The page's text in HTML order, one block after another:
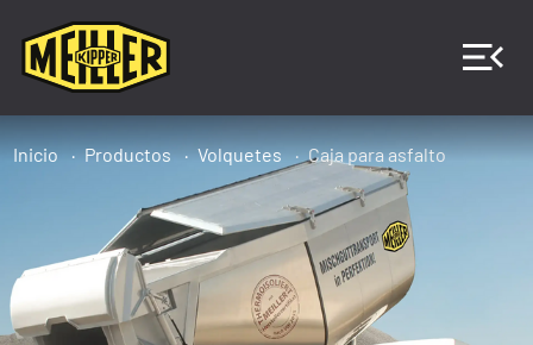
Inicio Productos Volquetes Caja para asfalto